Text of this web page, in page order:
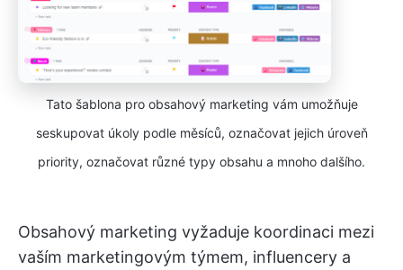
Tato šablona pro obsahový marketing vám umožňuje
seskupovat úkoly podle měsíců, označovat jejich úroveň
priority, označovat různé typy obsahu a mnoho dalšího.
Obsahový marketing vyžaduje koordinaci mezi
vaším marketingovým týmem, influencery a